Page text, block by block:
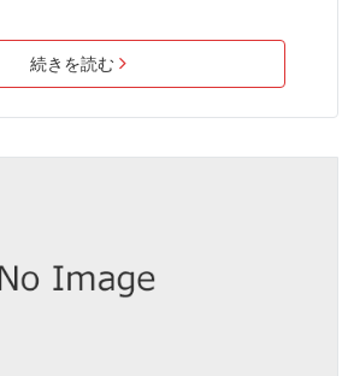
続きを読む